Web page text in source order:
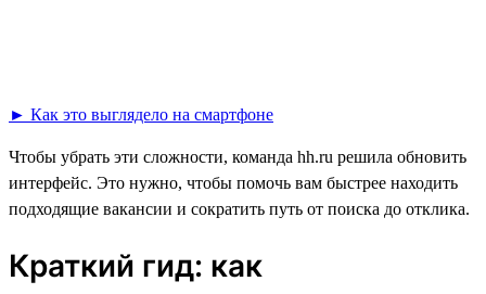
► Как это выглядело на смартфоне
Чтобы убрать эти сложности, команда hh.ru решила обновить
интерфейс. Это нужно, чтобы помочь вам быстрее находить
подходящие вакансии и сократить путь от поиска до отклика.
Краткий гид: как